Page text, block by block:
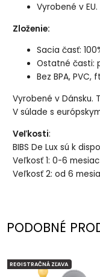
Vyrobené v EU.
Zloženie:
Sacia časť:
Ostatné časti:
Bez BPA,
Vyrobené v Dánsku.
V súlade s
Veľkosti:
BIBS De Lux sú k
Veľkosť 1: 0-6
Veľkosť 2: od 6
PODOBNÉ
REGISTRAČNÁ ZĽAVA